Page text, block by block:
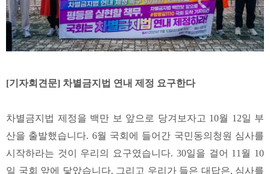
[기자회견문] 차별금지법 연내 제정 요구한다
차별금지법 제정을 백만 보 앞으로 당겨보자고 10월 12일 부
산을 출발했습니다. 6월 국회에 들어간 국민동의청원 심사를
시작하라는 것이 우리의 요구였습니다. 30일을 걸어 11월 10
일 국회 앞에 닿았습니다. 그리고 우리가 들은 대답은, 심사를